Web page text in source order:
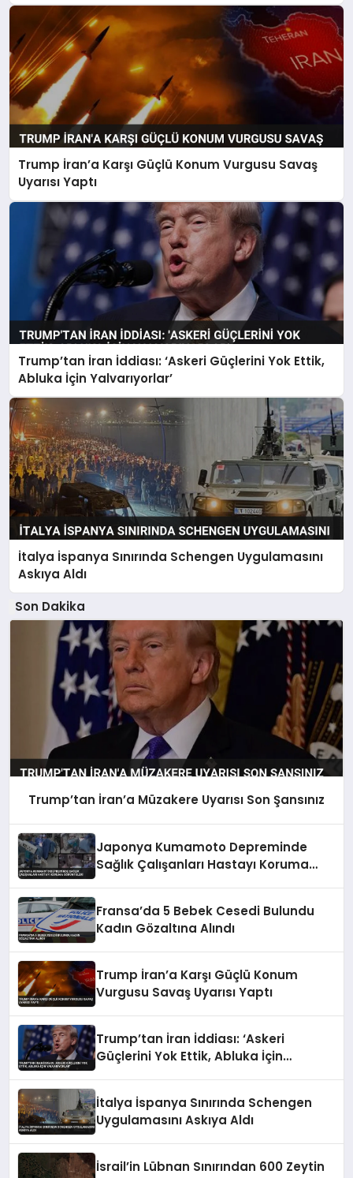
Trump İran’a Karşı Güçlü Konum Vurgusu Savaş
Uyarısı Yaptı
Trump’tan İran İddiası: ‘Askeri Güçlerini Yok Ettik,
Abluka İçin Yalvarıyorlar’
İtalya İspanya Sınırında Schengen Uygulamasını
Askıya Aldı
Son Dakika
Trump’tan İran’a Müzakere Uyarısı Son Şansınız
Japonya Kumamoto Depreminde
Sağlık Çalışanları Hastayı Koruma
Fransa’da 5 Bebek Cesedi Bulundu
Kadın Gözaltına Alındı
Trump İran’a Karşı Güçlü Konum
Vurgusu Savaş Uyarısı Yaptı
Trump’tan İran İddiası: ‘Askeri
Güçlerini Yok Ettik, Abluka İçin
İtalya İspanya Sınırında Schengen
Uygulamasını Askıya Aldı
İsrail’in Lübnan Sınırından 600 Zeytin